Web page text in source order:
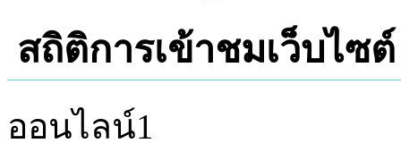
สถิติการเข้าชมเว็บไซต์
ออนไลน์1